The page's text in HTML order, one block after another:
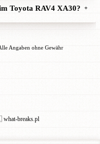
Toyota RAV4 XA30? +
Angaben ohne Gewähr
breaks.pl